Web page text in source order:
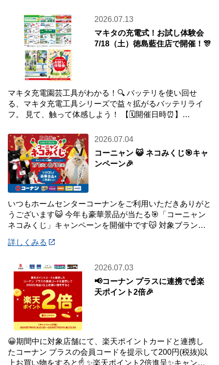
2026.07.13
マキタの充電式！お試し体験会
7/18（土）徳島藍住店で開催！🎊
マキタ充電園芸工具がわかる！🔍 バッテリを使い回せ
る、マキタ充電工具シリーズで益々拡がるバッテリライ
フ。 見て、触って体感しよう！ 【🗓️開催日時⏰】
2026.07.04
コーニャン 😺 ネコみくじ🎯キャ
ンペーン🎉
いつもホームセンターコーナンをご利用いただきありがと
うございます😺 今年も豪華景品が当たる🎯「コーニャン
ネコみくじ」キャンペーンを開催中です😽 対象ブランド
詳しくみる
2026.07.03
📢コーナン プラスに連携で☝️楽
天ポイント2倍🎉
😀期間中に対象店舗にて、楽天ポイントカードと連携し
たコーナン プラスの会員コードを提示して200円(税抜)以
上お買い物をすると☝️ ✨楽天ポイント2倍進呈✨キャンペ